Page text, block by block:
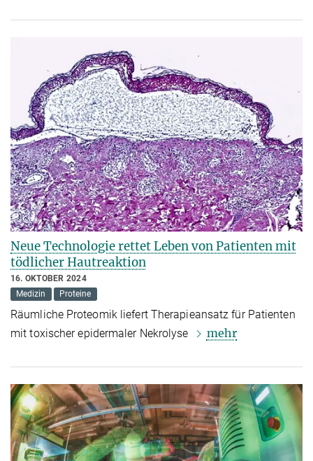
Neue Technologie rettet Leben von Patienten mit
tödlicher Hautreaktion
16. OKTOBER 2024
Medizin
Proteine
Räumliche Proteomik liefert Therapieansatz für Patienten
mittoxischer epidermaler Nekrolyse mehr